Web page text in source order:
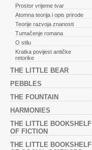
Prostor vrijeme tvar
Atomna teorija i opis prirode
Teorije razvoja znanosti
Tumačenje romana
O stilu
Kratka povijest antičke
retorike
THE LITTLE BEAR
PEBBLES
THE FOUNTAIN
HARMONIES
THE LITTLE BOOKSHELF
OF FICTION
THE LITTLE BOOKSHELF